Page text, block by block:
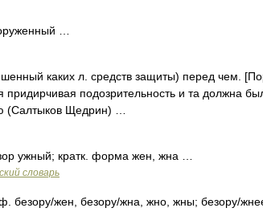
…
каких л. средств защиты) перед чем.
придирчивая подозрительность и та должна
(Салтыков Щедрин) …
ужный; кратк. форма жен, жна …
словарь
безору/жен, безору/жна, жно, жны; безору/